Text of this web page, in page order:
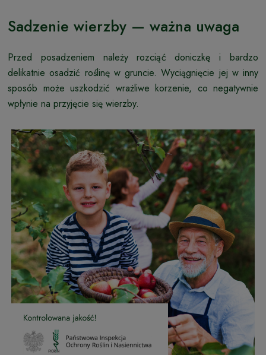
Sadzenie wierzby — ważna uwaga
Przed posadzeniem należy rozciąć doniczkę i bardzo
delikatnie osadzić roślinę w gruncie. Wyciągnięcie jej w inny
sposób może uszkodzić wrażliwe korzenie, co negatywnie
wpłynie na przyjęcie się wierzby.